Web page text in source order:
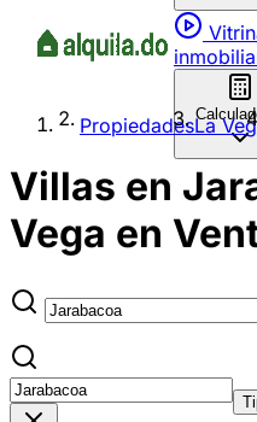
PropiedadesLa
Villas en
Vega en